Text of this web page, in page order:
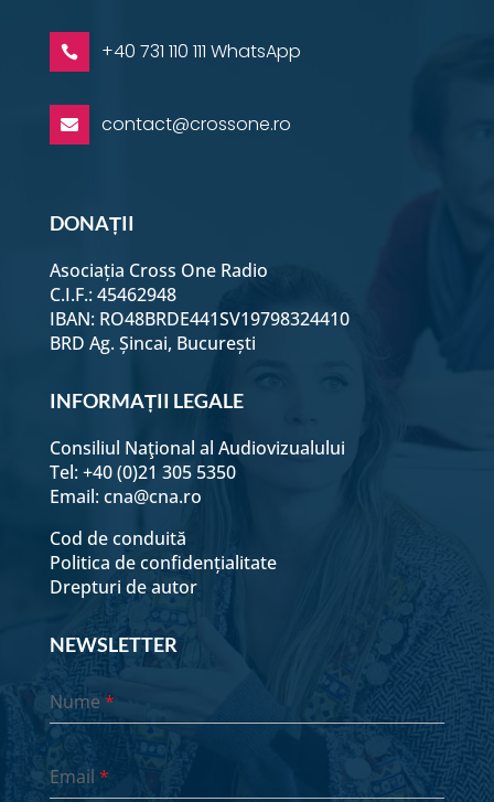
 +40 731 110 111 WhatsApp
 contact@crossone.ro
DONAȚII
Asociația Cross One Radio
C.I.F.: 45462948
IBAN: RO48BRDE441SV19798324410
BRD Ag. Șincai, București
INFORMAȚII LEGALE
Consiliul Naţional al Audiovizualului
Tel: +40 (0)21 305 5350
Email: cna@cna.ro
Cod de conduită
Politica de confidențialitate
Drepturi de autor
NEWSLETTER
Nume*
Email *